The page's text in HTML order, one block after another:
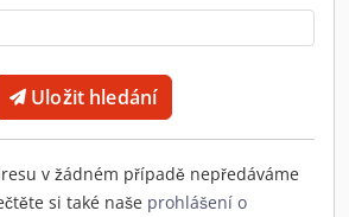
Uložit hledání
v žádném případě nepředáváme
si také naše prohlášení o